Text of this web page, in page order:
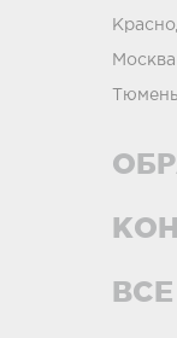
Москва
Тюмень